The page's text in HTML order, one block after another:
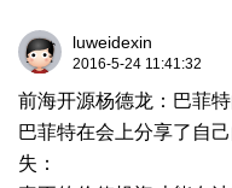
luweidexin
2016-5-24 11:41:32
前海开源杨德龙：巴菲
巴菲特在会上分享了自
失：